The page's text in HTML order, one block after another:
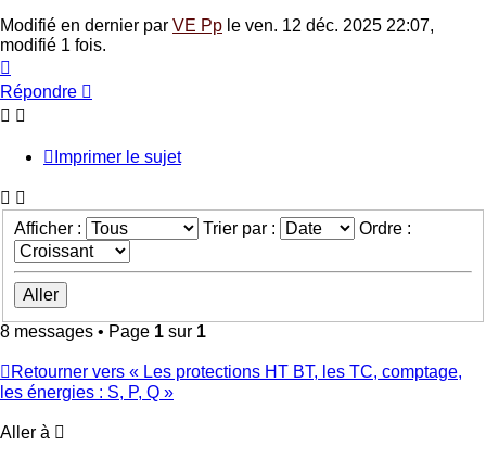
Modifié en dernier par VE Pp le ven. 12 déc. 2025 22:07,
modifié 1 fois.
Répondre
Imprimer le sujet
Afficher : Trier par : Ordre :
8 messages • Page 1 sur 1
Retourner vers « Les protections HT BT, les TC, comptage,
les énergies : S, P, Q »
Aller à